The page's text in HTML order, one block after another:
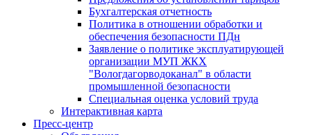
Бухгалтерская отчетность
Политика в отношении обработки и
обеспечения безопасности ПДн
Заявление о политике эксплуатирующей
организации МУП ЖКХ
"Вологдагорводоканал" в области
промышленной безопасности
Специальная оценка условий труда
Интерактивная карта
Пресс-центр